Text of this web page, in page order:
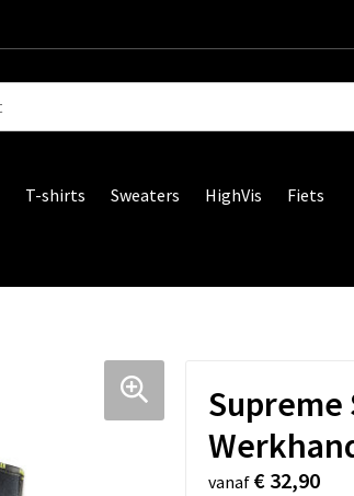
T-shirts Sweaters HighVis Fiets
Supreme
vanaf € 32,90